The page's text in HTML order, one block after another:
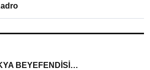
BEYEFENDİSİ…